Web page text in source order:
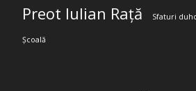
Preot Iulian Rață Sfaturi
Școală